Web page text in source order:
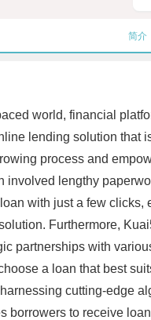
简介
world, financial
lending solution that
process and
involved lengthy
with just a few
Furthermore,
partnerships with
a loan that best
cutting-edge
borrowers to receive